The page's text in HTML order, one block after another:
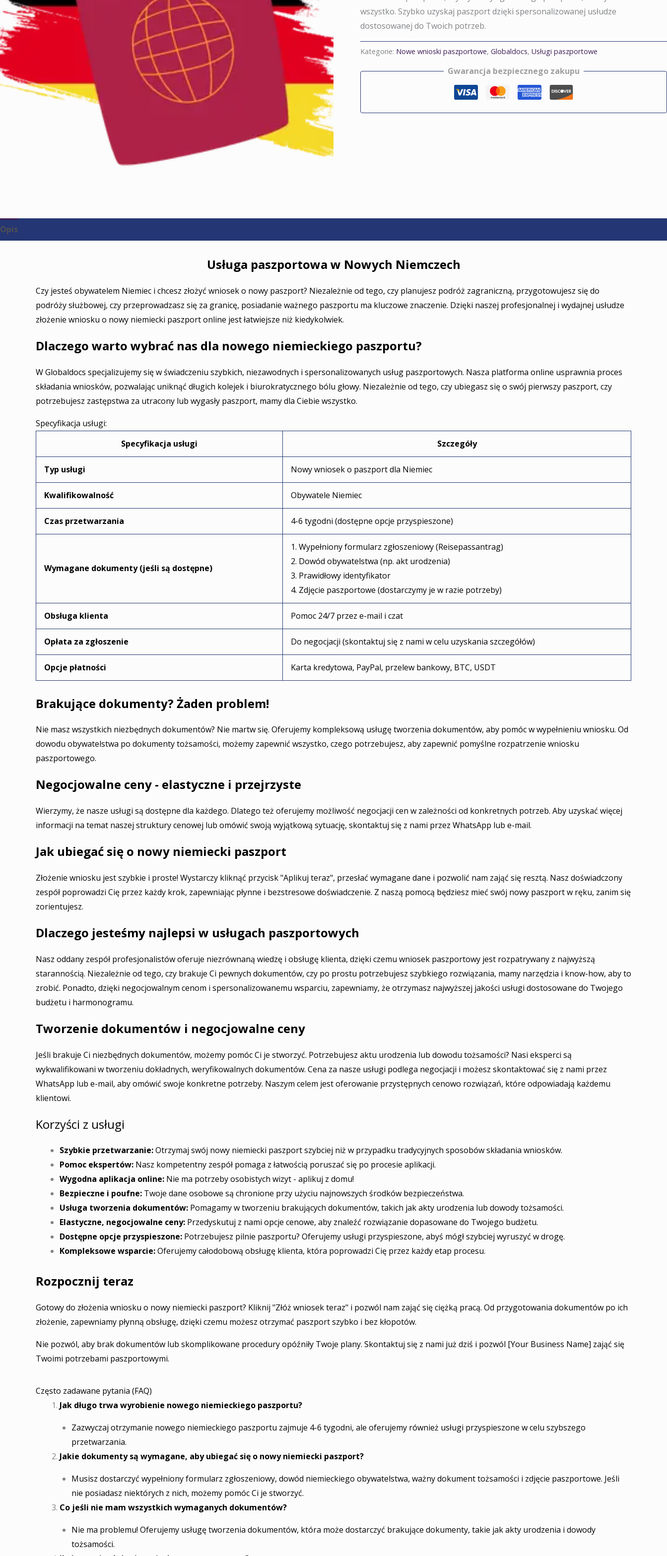
wszystko. Szybko uzyskaj paszport dzięki spersonalizowanej usłudze
dostosowanej do Twoich potrzeb.
Kategorie: Nowe wnioski paszportowe, Globaldocs, Usługi paszportowe
Gwarancja bezpiecznego zakupu
Opis
Usługa paszportowa w Nowych Niemczech
Czy jesteś obywatelem Niemiec i chcesz złożyć wniosek o nowy paszport? Niezależnie od tego, czy planujesz podróż zagraniczną, przygotowujesz się do
podróży służbowej, czy przeprowadzasz się za granicę, posiadanie ważnego paszportu ma kluczowe znaczenie. Dzięki naszej profesjonalnej i wydajnej usłudze
złożenie wniosku o nowy niemiecki paszport online jest łatwiejsze niż kiedykolwiek.
Dlaczego warto wybrać nas dla nowego niemieckiego paszportu?
W Globaldocs specjalizujemy się w świadczeniu szybkich, niezawodnych i spersonalizowanych usług paszportowych. Nasza platforma online usprawnia proces
składania wniosków, pozwalając uniknąć długich kolejek i biurokratycznego bólu głowy. Niezależnie od tego, czy ubiegasz się o swój pierwszy paszport, czy
potrzebujesz zastępstwa za utracony lub wygasły paszport, mamy dla Ciebie wszystko.
Specyfikacja usługi:
Specyfikacja usługi
Szczegóły
Typ usługi Nowy wniosek o paszport dla Niemiec
Kwalifikowalność Obywatele Niemiec
Czas przetwarzania 4-6 tygodni (dostępne opcje przyspieszone)
Wymagane dokumenty (jeśli są dostępne)
1. Wypełniony formularz zgłoszeniowy (Reisepassantrag)
2. Dowód obywatelstwa (np. akt urodzenia)
3. Prawidłowy identyfikator
4. Zdjęcie paszportowe (dostarczymy je w razie potrzeby)
Obsługa klienta Pomoc 24/7 przez e-mail i czat
Opłata za zgłoszenie Do negocjacji (skontaktuj się z nami w celu uzyskania szczegółów)
Opcje płatności Karta kredytowa, PayPal, przelew bankowy, BTC, USDT
Brakujące dokumenty? Żaden problem!
Nie masz wszystkich niezbędnych dokumentów? Nie martw się. Oferujemy kompleksową usługę tworzenia dokumentów, aby pomóc w wypełnieniu wniosku. Od
dowodu obywatelstwa po dokumenty tożsamości, możemy zapewnić wszystko, czego potrzebujesz, aby zapewnić pomyślne rozpatrzenie wniosku
paszportowego.
Negocjowalne ceny - elastyczne i przejrzyste
Wierzymy, że nasze usługi są dostępne dla każdego. Dlatego też oferujemy możliwość negocjacji cen w zależności od konkretnych potrzeb. Aby uzyskać więcej
informacji na temat naszej struktury cenowej lub omówić swoją wyjątkową sytuację, skontaktuj się z nami przez WhatsApp lub e-mail.
Jak ubiegać się o nowy niemiecki paszport
Złożenie wniosku jest szybkie i proste! Wystarczy kliknąć przycisk "Aplikuj teraz", przesłać wymagane dane i pozwolić nam zająć się resztą. Nasz doświadczony
zespół poprowadzi Cię przez każdy krok, zapewniając płynne i bezstresowe doświadczenie. Z naszą pomocą będziesz mieć swój nowy paszport w ręku, zanim się
zorientujesz.
Dlaczego jesteśmy najlepsi w usługach paszportowych
Nasz oddany zespół profesjonalistów oferuje niezrównaną wiedzę i obsługę klienta, dzięki czemu wniosek paszportowy jest rozpatrywany z najwyższą
starannością. Niezależnie od tego, czy brakuje Ci pewnych dokumentów, czy po prostu potrzebujesz szybkiego rozwiązania, mamy narzędzia i know-how, aby to
zrobić. Ponadto, dzięki negocjowalnym cenom i spersonalizowanemu wsparciu, zapewniamy, że otrzymasz najwyższej jakości usługi dostosowane do Twojego
budżetu i harmonogramu.
Tworzenie dokumentów i negocjowalne ceny
Jeśli brakuje Ci niezbędnych dokumentów, możemy pomóc Ci je stworzyć. Potrzebujesz aktu urodzenia lub dowodu tożsamości? Nasi eksperci są
wykwalifikowani w tworzeniu dokładnych, weryfikowalnych dokumentów. Cena za nasze usługi podlega negocjacji i możesz skontaktować się z nami przez
WhatsApp lub e-mail, aby omówić swoje konkretne potrzeby. Naszym celem jest oferowanie przystępnych cenowo rozwiązań, które odpowiadają każdemu
klientowi.
Korzyści z usługi
Szybkie przetwarzanie:Otrzymaj swój nowy niemiecki paszport szybciej niż w przypadku tradycyjnych sposobów składania wniosków.
Pomoc ekspertów: Nasz kompetentny zespół pomaga z łatwością poruszać się po procesie aplikacji.
Wygodna aplikacja online: Nie ma potrzeby osobistych wizyt - aplikuj z domu!
Bezpieczne i poufne: Twoje dane osobowe są chronione przy użyciu najnowszych środków bezpieczeństwa.
Usługa tworzenia dokumentów: Pomagamy w tworzeniu brakujących dokumentów, takich jak akty urodzenia lub dowody tożsamości.
Elastyczne, negocjowalne ceny: Przedyskutuj z nami opcje cenowe, aby znaleźć rozwiązanie dopasowane do Twojego budżetu.
Dostępne opcje przyspieszone: Potrzebujesz pilnie paszportu? Oferujemy usługi przyspieszone, abyś mógł szybciej wyruszyć w drogę.
Kompleksowe wsparcie:Oferujemy całodobową obsługę klienta, która poprowadzi Cię przez każdy etap procesu.
Rozpocznij teraz
Gotowy do złożenia wniosku o nowy niemiecki paszport? Kliknij "Złóż wniosek teraz" i pozwól nam zająć się ciężką pracą. Od przygotowania dokumentów po ich
złożenie, zapewniamy płynną obsługę, dzięki czemu możesz otrzymać paszport szybko i bez kłopotów.
Nie pozwól, aby brak dokumentów lub skomplikowane procedury opóźniły Twoje plany. Skontaktuj się z nami już dziś i pozwól [Your Business Name] zająć się
Twoimi potrzebami paszportowymi.
Często zadawane pytania (FAQ)
Jak długo trwa wyrobienie nowego niemieckiego paszportu?
Zazwyczaj otrzymanie nowego niemieckiego paszportu zajmuje 4-6 tygodni, ale oferujemy również usługi przyspieszone w celu szybszego
przetwarzania.
Jakie dokumenty są wymagane, aby ubiegać się o nowy niemiecki paszport?
Musisz dostarczyć wypełniony formularz zgłoszeniowy, dowód niemieckiego obywatelstwa, ważny dokument tożsamości i zdjęcie paszportowe. Jeśli
nie posiadasz niektórych z nich, możemy pomóc Ci je stworzyć.
Co jeśli nie mam wszystkich wymaganych dokumentów?
Nie ma problemu! Oferujemy usługę tworzenia dokumentów, która może dostarczyć brakujące dokumenty, takie jak akty urodzenia i dowody
tożsamości.